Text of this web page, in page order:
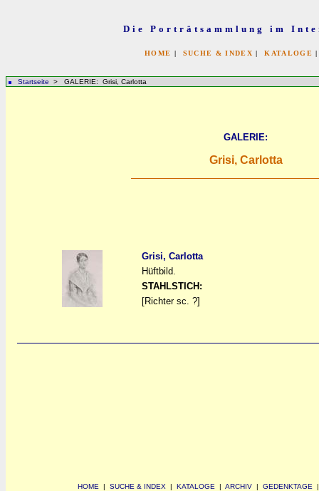
Die Porträtsammlung im
HOME | SUCHE & INDEX |KATALOGE
Startseite > GALERIE: Grisi, Carlotta
GALERIE:
Grisi, Carlotta
Grisi, Carlotta
Hüftbild.
STAHLSTICH:
[Richter sc. ?]
HOME | SUCHE & INDEX | KATALOGE | ARCHIV | GEDENKTAGE